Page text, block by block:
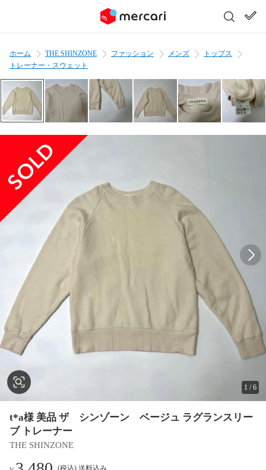
ホーム THE SHINZONE ファッション メンズ
トップス
トレーナー・スウェット
1 /6
t*a様 美品 ザ シンゾーン ベージュ ラグランスリー
ブ トレーナー
THE SHINZONE
(税込) 送料込み